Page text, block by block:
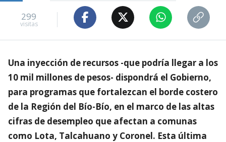
299
visitas
Una inyección de recursos -que podría llegar a los
10 mil millones de pesos- dispondrá el Gobierno,
para programas que fortalezcan el borde costero
de la Región del Bío-Bío, en el marco de las altas
cifras de desempleo que afectan a comunas
como Lota, Talcahuano y Coronel. Esta última